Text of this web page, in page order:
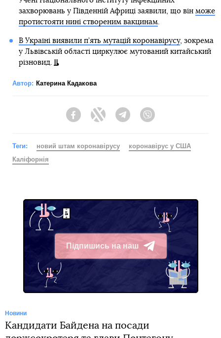
захворювань у Південній Африці заявили, що він може
протистояти нині створеним вакцинам.
В Україні виявили п’ять мутацій коронавірусу, зокрема
у Львівській області циркулює мутований китайський
різновид.
Автор: Катерина Кадакова
FacebookTwitter Telegram
Теги: новий штам коронавірусу
коронавірус у США
Каліфорнія
Підпишись на наш
Telegram
Новини
Кандидати Байдена на посади